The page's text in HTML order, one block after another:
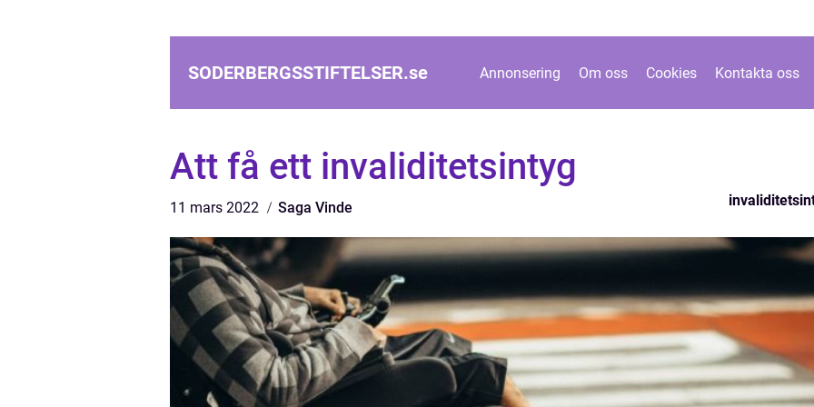
SODERBERGSSTIFTELSER.se Annonsering Om oss Cookies Kontakta oss
Att få ett invaliditetsintyg
11 mars 2022 Saga Vinde